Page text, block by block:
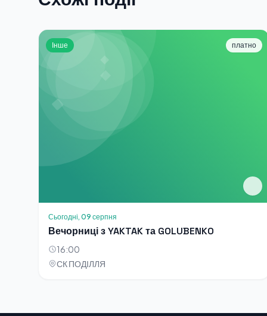
Інше платно
Сьогодні, 09 серпня
Вечорниці з YAKTAK та GOLUBENKO
16:00
СК ПОДІЛЛЯ